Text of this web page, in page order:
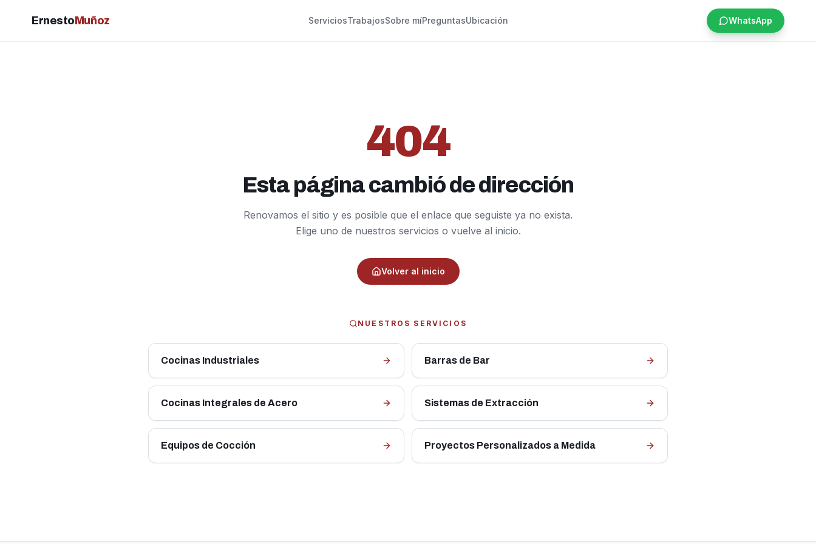
Ernesto Muñoz ServiciosTrabajosSobre míPreguntasUbicación WhatsApp
404
Esta página cambió de dirección
Renovamos el sitio y es posible que el enlace que seguiste ya no exista.
Elige uno de nuestros servicios o vuelve al inicio.
Volver al inicio
NUESTROS SERVICIOS
Cocinas Industriales Barras de Bar
Cocinas Integrales de Acero Sistemas de Extracción
Equipos de Cocción Proyectos Personalizados a Medida